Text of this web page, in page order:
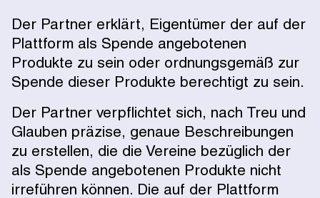
Der Partner erklärt, Eigentümer der auf der
Plattform als Spende angebotenen
Produkte zu sein oder ordnungsgemäß zur
Spende dieser Produkte berechtigt zu sein.
Der Partner verpflichtet sich, nach Treu und
Glauben präzise, genaue Beschreibungen
zu erstellen, die die Vereine bezüglich der
als Spende angebotenen Produkte nicht
irreführen können. Die auf der Plattform